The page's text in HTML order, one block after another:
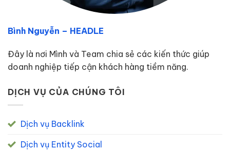
Bình Nguyễn – HEADLE
Đây là nơi Mình và Team chia sẻ các kiến thức giúp
doanh nghiệp tiếp cận khách hàng tiềm năng.
DỊCH VỤ CỦA CHÚNG TÔI
Dịch vụ Backlink
Dịch vụ Entity Social